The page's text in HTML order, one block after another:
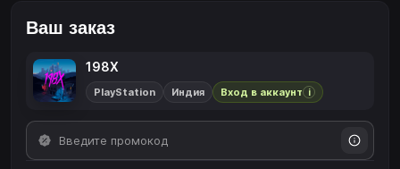
Ваш заказ
198X
PlayStation Индия Вход в аккаунт i